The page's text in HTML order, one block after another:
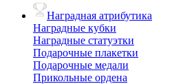
Наградная атрибутика
Наградные кубки
Наградные статуэтки
Подарочные плакетки
Подарочные медали
Прикольные ордена